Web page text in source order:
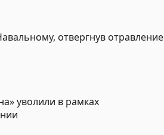
отвергнув отравление
уволили в рамках